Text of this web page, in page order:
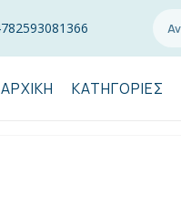
2593081366
ΑΡΧΙΚΉ ΚΑΤΗΓΟΡΊΕΣ